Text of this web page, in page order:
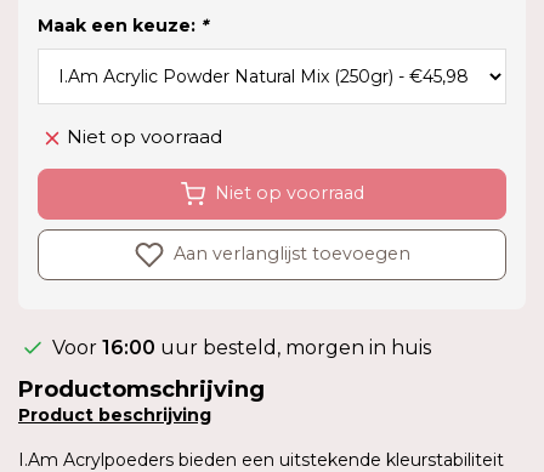
Maak een keuze: *
Niet op voorraad
Niet op voorraad
Aan verlanglijst toevoegen
Voor 16:00 uur besteld, morgen in huis
Productomschrijving
Product beschrijving
I.Am Acrylpoeders bieden een uitstekende kleurstabiliteit